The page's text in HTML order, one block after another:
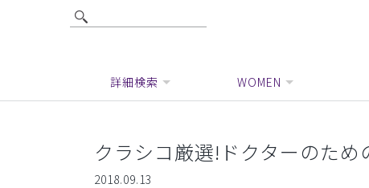
詳細検索 WOMEN
クラシコ厳選!ドクターのた
2018.09.13